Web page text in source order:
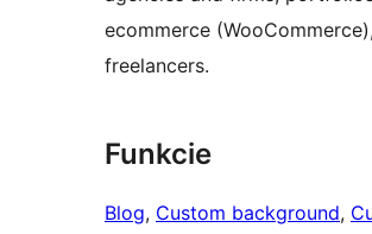
ecommerce
freelancers.
Funkcie
Blog, Custom background,